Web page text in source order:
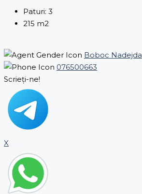
Paturi: 3
215 m2
Boboc Nadejda
076500663
Scrieți-ne!
X